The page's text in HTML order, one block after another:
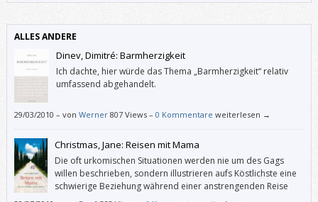
ALLES ANDERE
Dinev, Dimitré: Barmherzigkeit
Ich dachte, hier würde das Thema „Barmherzigkeit“ relativ
umfassend abgehandelt.
29/03/2010 – von Werner 807 Views – 0 Kommentare weiterlesen →
Christmas, Jane: Reisen mit Mama
Die oft urkomischen Situationen werden nie um des Gags
willen beschrieben, sondern illustrieren aufs Köstlichste eine
schwierige Beziehung während einer anstrengenden Reise
weit weg von Zuhause.